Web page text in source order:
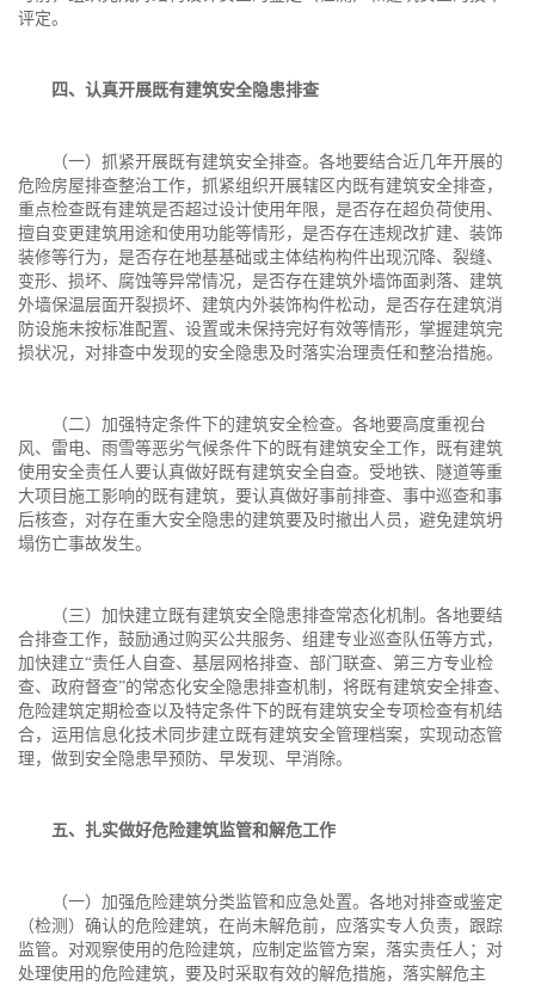
评定。
四、认真开展既有建筑安全隐患排查
（一）抓紧开展既有建筑安全排查。各地要结合近几年开展的
危险房屋排查整治工作，抓紧组织开展辖区内既有建筑安全排查，
重点检查既有建筑是否超过设计使用年限，是否存在超负荷使用、
擅自变更建筑用途和使用功能等情形，是否存在违规改扩建、装饰
装修等行为，是否存在地基基础或主体结构构件出现沉降、裂缝、
变形、损坏、腐蚀等异常情况，是否存在建筑外墙饰面剥落、建筑
外墙保温层面开裂损坏、建筑内外装饰构件松动，是否存在建筑消
防设施未按标准配置、设置或未保持完好有效等情形，掌握建筑完
损状况，对排查中发现的安全隐患及时落实治理责任和整治措施。
（二）加强特定条件下的建筑安全检查。各地要高度重视台
风、雷电、雨雪等恶劣气候条件下的既有建筑安全工作，既有建筑
使用安全责任人要认真做好既有建筑安全自查。受地铁、隧道等重
大项目施工影响的既有建筑，要认真做好事前排查、事中巡查和事
后核查，对存在重大安全隐患的建筑要及时撤出人员，避免建筑坍
塌伤亡事故发生。
（三）加快建立既有建筑安全隐患排查常态化机制。各地要结
合排查工作，鼓励通过购买公共服务、组建专业巡查队伍等方式，
加快建立“责任人自查、基层网格排查、部门联查、第三方专业检
查、政府督查”的常态化安全隐患排查机制，将既有建筑安全排查、
危险建筑定期检查以及特定条件下的既有建筑安全专项检查有机结
合，运用信息化技术同步建立既有建筑安全管理档案，实现动态管
理，做到安全隐患早预防、早发现、早消除。
五、扎实做好危险建筑监管和解危工作
（一）加强危险建筑分类监管和应急处置。各地对排查或鉴定
（检测）确认的危险建筑，在尚未解危前，应落实专人负责，跟踪
监管。对观察使用的危险建筑，应制定监管方案，落实责任人；对
处理使用的危险建筑，要及时采取有效的解危措施，落实解危主